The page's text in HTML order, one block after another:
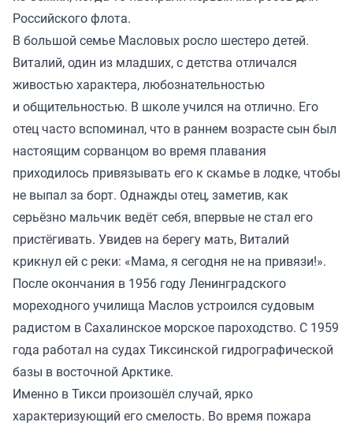
Российского флота.
В большой семье Масловых росло шестеро детей.
Виталий, один из младших, с детства отличался
живостью характера, любознательностью
и общительностью. В школе учился на отлично. Его
отец часто вспоминал, что в раннем возрасте сын был
настоящим сорванцом во время плавания
приходилось привязывать его к скамье в лодке, чтобы
не выпал за борт. Однажды отец, заметив, как
серьёзно мальчик ведёт себя, впервые не стал его
пристёгивать. Увидев на берегу мать, Виталий
крикнул ей с реки: «Мама, я сегодня не на привязи!».
После окончания в 1956 году Ленинградского
мореходного училища Маслов устроился судовым
радистом в Сахалинское морское пароходство. С 1959
года работал на судах Тиксинской гидрографической
базы в восточной Арктике.
Именно в Тикси произошёл случай, ярко
характеризующий его смелость. Во время пожара